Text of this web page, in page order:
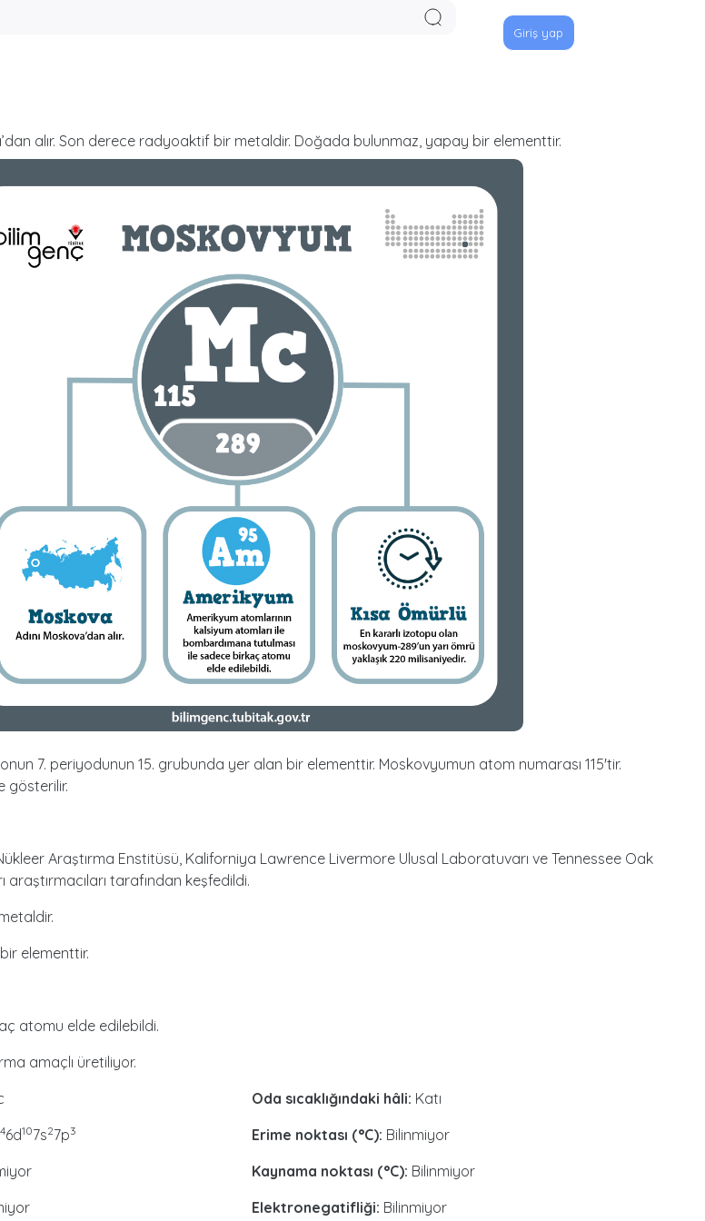
Giriş yap
alır. Son derece radyoaktif bir metaldir. Doğada bulunmaz, yapay bir elementtir.
7. periyodunun 15. grubunda yer alan bir elementtir. Moskovyumun atom numarası 115'tir.
gösterilir.
Araştırma Enstitüsü, Kaliforniya Lawrence Livermore Ulusal Laboratuvarı ve Tennessee Oak
tarafından keşfedildi.
elementtir.
atomu elde edilebildi.
amaçlı üretiliyor.
6d107s27p3
Oda sıcaklığındaki hâli: Katı
Erime noktası (°C): Bilinmiyor
Kaynama noktası (°C): Bilinmiyor
Elektronegatifliği: Bilinmiyor